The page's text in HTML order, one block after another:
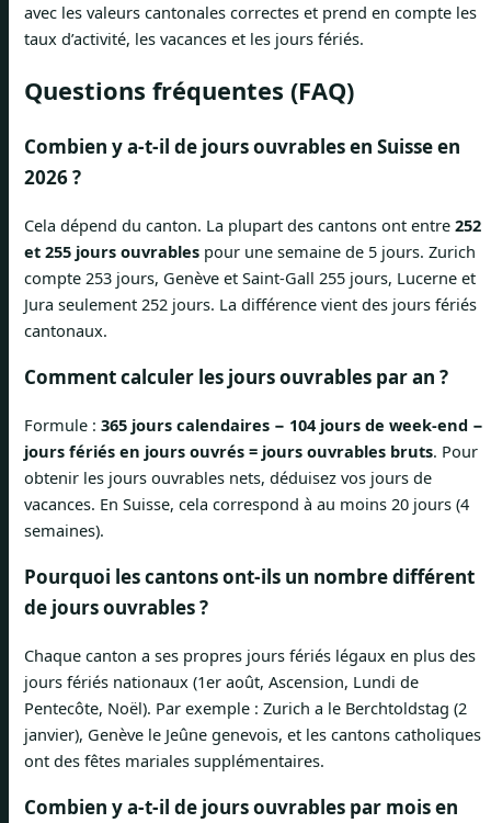
avec les valeurs cantonales correctes et prend en compte les
taux d’activité, les vacances et les jours fériés.
Questions fréquentes (FAQ)
Combien y a-t-il de jours ouvrables en Suisse en
2026 ?
Cela dépend du canton. La plupart des cantons ont entre 252
et 255 jours ouvrables pour une semaine de 5 jours. Zurich
compte 253 jours, Genève et Saint-Gall 255 jours, Lucerne et
Jura seulement 252 jours. La différence vient des jours fériés
cantonaux.
Comment calculer les jours ouvrables par an ?
Formule : 365 jours calendaires − 104 jours de week-end −
jours fériés en jours ouvrés = jours ouvrables bruts. Pour
obtenir les jours ouvrables nets, déduisez vos jours de
vacances. En Suisse, cela correspond à au moins 20 jours (4
semaines).
Pourquoi les cantons ont-ils un nombre différent
de jours ouvrables ?
Chaque canton a ses propres jours fériés légaux en plus des
jours fériés nationaux (1er août, Ascension, Lundi de
Pentecôte, Noël). Par exemple : Zurich a le Berchtoldstag (2
janvier), Genève le Jeûne genevois, et les cantons catholiques
ont des fêtes mariales supplémentaires.
Combien y a-t-il de jours ouvrables par mois en